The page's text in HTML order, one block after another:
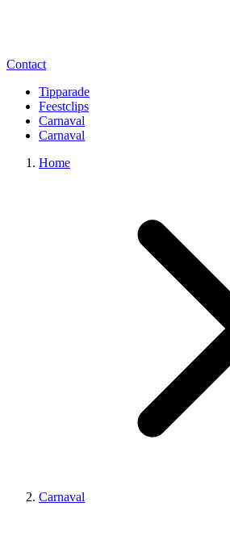
Contact
Tipparade
Feestclips
Carnaval
Carnaval
Home
Carnaval